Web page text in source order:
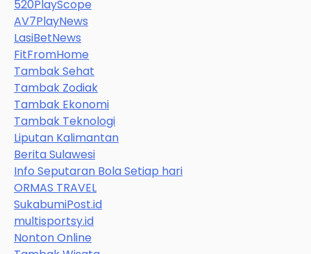
520PlayScope
AV7PlayNews
LasiBetNews
FitFromHome
Tambak Sehat
Tambak Zodiak
Tambak Ekonomi
Tambak Teknologi
Liputan Kalimantan
Berita Sulawesi
Info Seputaran Bola Setiap hari
ORMAS TRAVEL
SukabumiPost.id
multisportsy.id
Nonton Online